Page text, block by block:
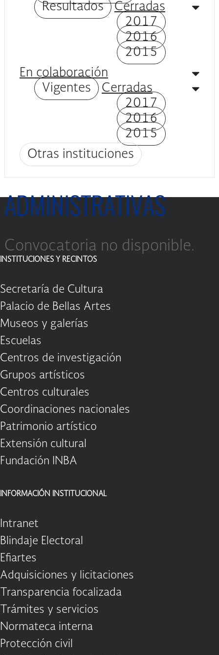
Resultados
Cerradas
2017
2016
2015
En colaboración
Vigentes
Cerradas
2017
2016
2015
Otras instituciones
ADMINISTRATIVAS
Convocatoria no disponible.
INSTITUCIONES Y RECINTOS
Secretaría de Cultura
Palacio de Bellas Artes
Museos y galerías
Escuelas
Centros de investigación
Grupos artísticos
Centros culturales
Coordinaciones nacionales
Patrimonio artístico
Extensión cultural
Fundación INBA
INFORMACIÓN INSTITUCIONAL
Intranet
Blindaje Electoral
Efiartes
Adquisiciones y licitaciones
Transparencia focalizada
Trámites y servicios
Normateca interna
Protección civil